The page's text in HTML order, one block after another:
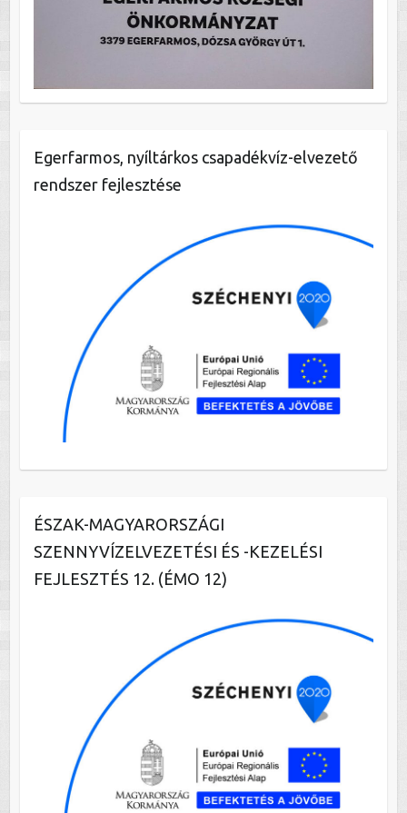
Egerfarmos, nyíltárkos csapadékvíz-elvezető
rendszer fejlesztése
ÉSZAK-MAGYARORSZÁGI
SZENNYVÍZELVEZETÉSI ÉS -KEZELÉSI
FEJLESZTÉS 12. (ÉMO 12)